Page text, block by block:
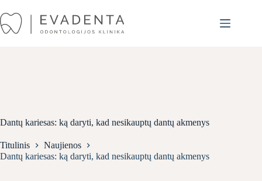
to
content
Dantų kariesas: ką daryti, kad nesikauptų dantų akmenys
Titulinis
Naujienos
Dantų kariesas: ką daryti, kad nesikauptų dantų akmenys